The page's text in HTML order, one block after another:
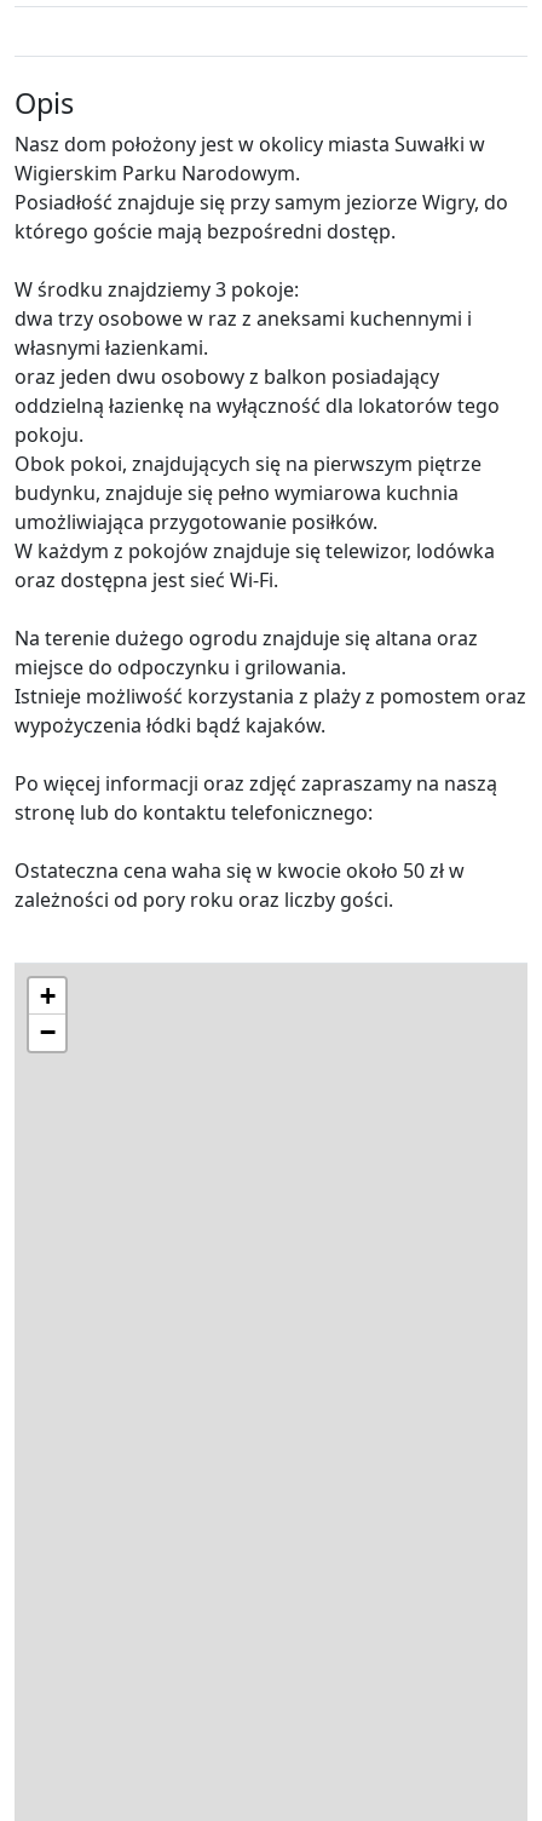
Opis
Nasz dom położony jest w okolicy miasta Suwałki w
Wigierskim Parku Narodowym.
Posiadłość znajduje się przy samym jeziorze Wigry, do
którego goście mają bezpośredni dostęp.
W środku znajdziemy 3 pokoje:
dwa trzy osobowe w raz z aneksami kuchennymi i
własnymi łazienkami.
oraz jeden dwu osobowy z balkon posiadający
oddzielną łazienkę na wyłączność dla lokatorów tego
pokoju.
Obok pokoi, znajdujących się na pierwszym piętrze
budynku, znajduje się pełno wymiarowa kuchnia
umożliwiająca przygotowanie posiłków.
W każdym z pokojów znajduje się telewizor, lodówka
oraz dostępna jest sieć Wi-Fi.
Na terenie dużego ogrodu znajduje się altana oraz
miejsce do odpoczynku i grilowania.
Istnieje możliwość korzystania z plaży z pomostem oraz
wypożyczenia łódki bądź kajaków.
Po więcej informacji oraz zdjęć zapraszamy na naszą
stronę lub do kontaktu telefonicznego:
Ostateczna cena waha się w kwocie około 50 zł w
zależności od pory roku oraz liczby gości.
+
−